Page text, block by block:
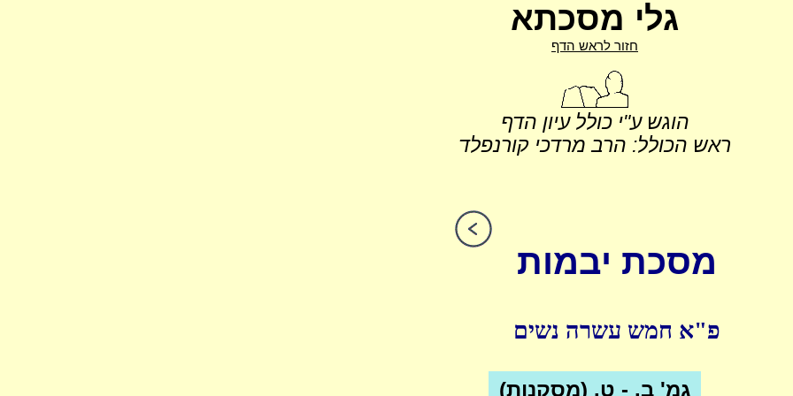
גלי מסכתא
חזור לראש הדף
הוגש ע"י כולל עיון הדף
ראש הכולל: הרב מרדכי קורנפלד
מסכת יבמות
פ"א חמש עשרה נשים
גמ' ב. - ט. (מסקנות)